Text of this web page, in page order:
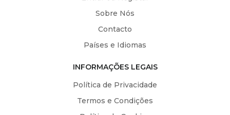
Sobre Nós
Contacto
Países e Idiomas
INFORMAÇÕES LEGAIS
Política de Privacidade
Termos e Condições